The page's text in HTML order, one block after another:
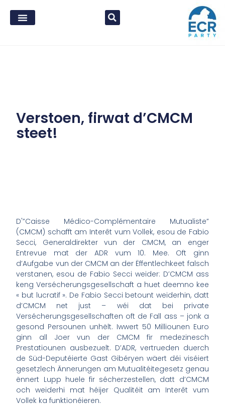
Verstoen, firwat d’CMCM
steet!
D'”Caisse Médico-Complémentaire Mutualiste”
(CMCM) schafft am Interêt vum Vollek, esou de Fabio
Secci, Generaldirekter vun der CMCM, an enger
Entrevue mat der ADR vum 10. Mee. Oft ginn
d’Aufgabe vun der CMCM an der Ëffentlechkeet falsch
verstanen, esou de Fabio Secci weider: D’CMCM ass
keng Versécherungsgesellschaft a huet deemno kee
« but lucratif ». De Fabio Secci betount weiderhin, datt
d’CMCM net just – wéi dat bei private
Versécherungsgesellschaften oft de Fall ass – jonk a
gesond Persounen unhëlt. Iwwert 50 Milliounen Euro
ginn all Joer vun der CMCM fir medezinesch
Prestatiounen ausbezuelt. D’ADR, vertrueden duerch
de Süd-Deputéierte Gast Gibéryen wäert déi viséiert
gesetzlech Ännerungen am Mutualitéitegesetz genau
ënnert Lupp huele fir sécherzestellen, datt d’CMCM
och weiderhi mat héijer Qualitéit am Interêt vum
Vollek ka funktionéieren.